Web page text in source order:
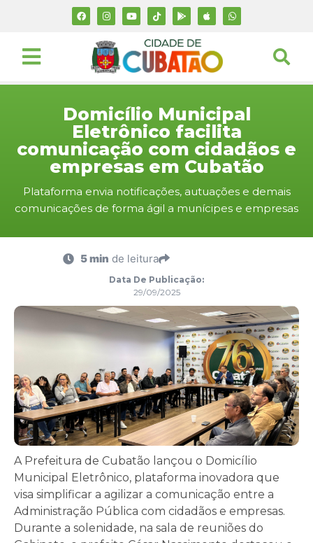
Domicílio Municipal
Eletrônico facilita
comunicação com cidadãos e
empresas em Cubatão
Plataforma envia notificações, autuações e demais
comunicações de forma ágil a munícipes e empresas
5 min de leitura
Data De Publicação:
29/09/2025
A Prefeitura de Cubatão lançou o Domicílio
Municipal Eletrônico, plataforma inovadora que
visa simplificar a agilizar a comunicação entre a
Administração Pública com cidadãos e empresas.
Durante a solenidade, na sala de reuniões do